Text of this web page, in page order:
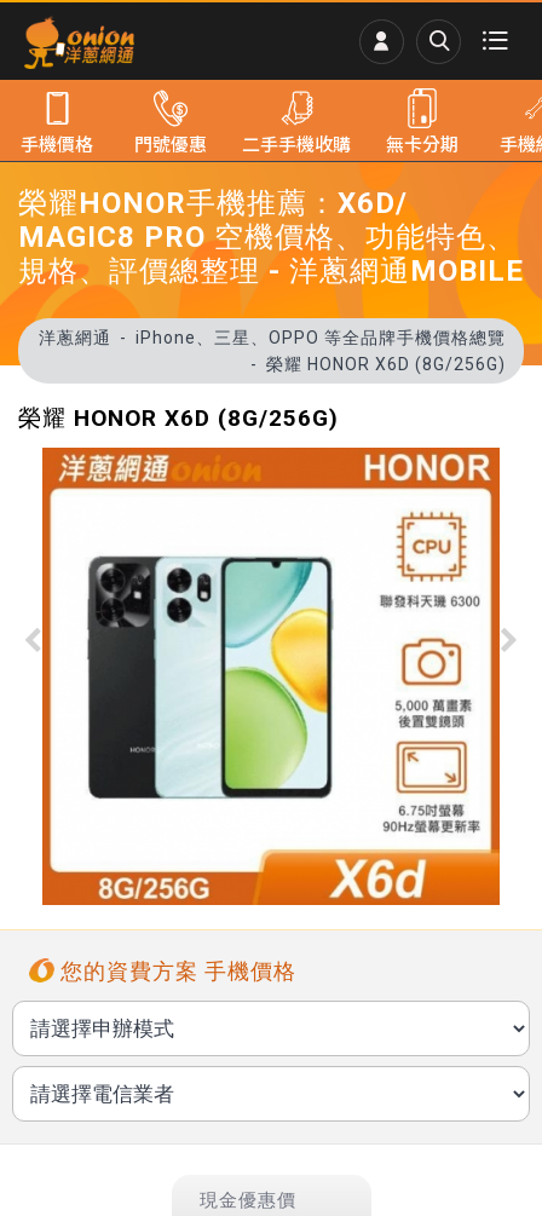
榮耀HONOR手機推薦：X6D/
MAGIC8 PRO 空機價格、功能特色、
規格、評價總整理 - 洋蔥網通MOBILE
洋蔥網通
iPhone、三星、OPPO 等全品牌手機價格總覽
榮耀 HONOR X6D (8G/256G)
榮耀 HONOR X6D (8G/256G)
您的資費方案 手機價格
現金優惠價
手機價格 門號優惠 二手手機收購 無卡分期 手機